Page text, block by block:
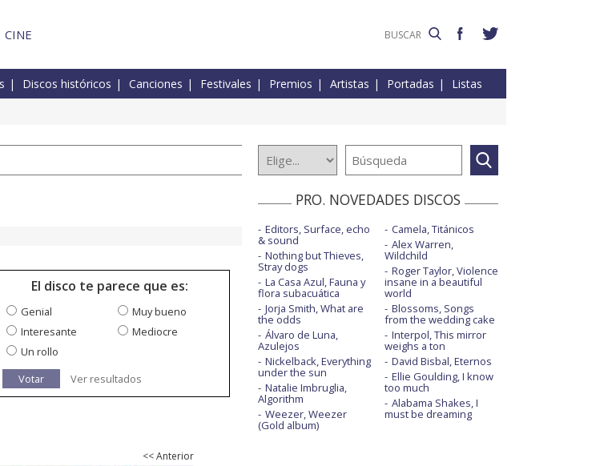
CINE
Discos históricos Canciones Festivales Premios Artistas Portadas Listas
El disco te parece que es:
Genial
Muy bueno
Interesante
Mediocre
Un rollo
Votar
Ver resultados
<< Anterior
PRO. NOVEDADES DISCOS
Editors, Surface, echo
& sound
Nothing but Thieves,
Stray dogs
La Casa Azul, Fauna y
flora subacuática
Jorja Smith, What are
the odds
Álvaro de Luna,
Azulejos
Nickelback, Everything
under the sun
Natalie Imbruglia,
Algorithm
Weezer, Weezer
(Gold album)
Camela, Titánicos
Alex Warren,
Wildchild
Roger Taylor, Violence
insane in a beautiful
world
Blossoms, Songs
from the wedding cake
Interpol, This mirror
weighs a ton
David Bisbal, Eternos
Ellie Goulding, I know
too much
Alabama Shakes, I
must be dreaming